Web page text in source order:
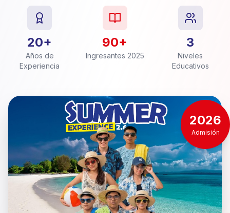
20+
Años de
Experiencia
90+
Ingresantes 2025
3
Niveles
Educativos
2026
Admisión